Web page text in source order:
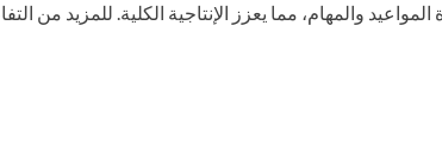
والمهام، مما يعزز الإنتاجية الكلية. للمزيد من